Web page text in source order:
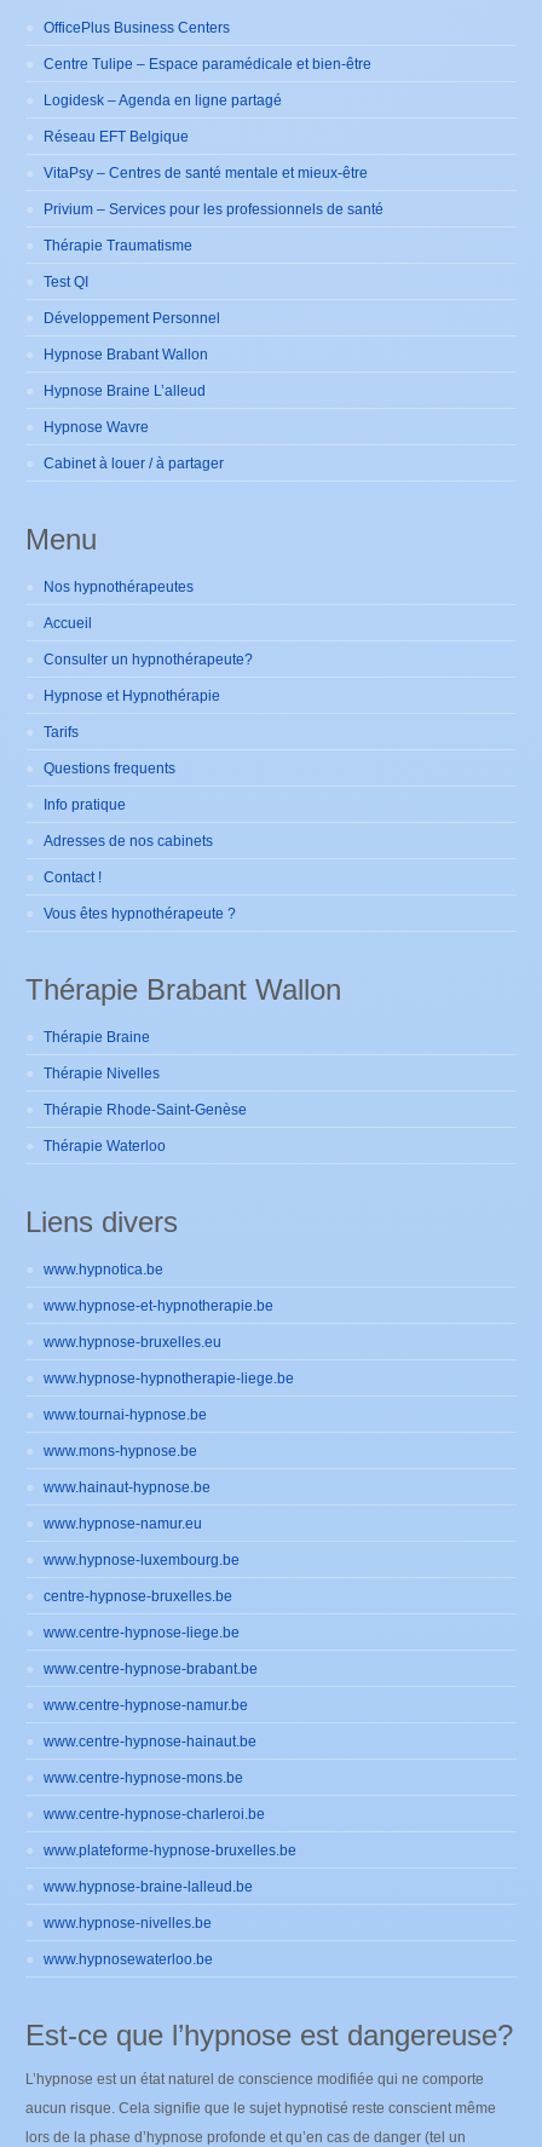
OfficePlus Business Centers
Centre Tulipe – Espace paramédicale et bien-être
Logidesk – Agenda en ligne partagé
Réseau EFT Belgique
VitaPsy – Centres de santé mentale et mieux-être
Privium – Services pour les professionnels de santé
Thérapie Traumatisme
Test QI
Développement Personnel
Hypnose Brabant Wallon
Hypnose Braine L’alleud
Hypnose Wavre
Cabinet à louer / à partager
Menu
Nos hypnothérapeutes
Accueil
Consulter un hypnothérapeute?
Hypnose et Hypnothérapie
Tarifs
Questions frequents
Info pratique
Adresses de nos cabinets
Contact !
Vous êtes hypnothérapeute ?
Thérapie Brabant Wallon
Thérapie Braine
Thérapie Nivelles
Thérapie Rhode-Saint-Genèse
Thérapie Waterloo
Liens divers
www.hypnotica.be
www.hypnose-et-hypnotherapie.be
www.hypnose-bruxelles.eu
www.hypnose-hypnotherapie-liege.be
www.tournai-hypnose.be
www.mons-hypnose.be
www.hainaut-hypnose.be
www.hypnose-namur.eu
www.hypnose-luxembourg.be
centre-hypnose-bruxelles.be
www.centre-hypnose-liege.be
www.centre-hypnose-brabant.be
www.centre-hypnose-namur.be
www.centre-hypnose-hainaut.be
www.centre-hypnose-mons.be
www.centre-hypnose-charleroi.be
www.plateforme-hypnose-bruxelles.be
www.hypnose-braine-lalleud.be
www.hypnose-nivelles.be
www.hypnosewaterloo.be
Est-ce que l’hypnose est dangereuse?
L’hypnose est un état naturel de conscience modifiée qui ne comporte
aucun risque. Cela signifie que le sujet hypnotisé reste conscient même
lors de la phase d’hypnose profonde et qu’en cas de danger (tel un